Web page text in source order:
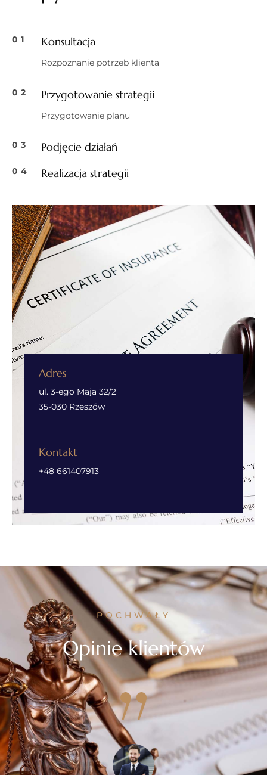
Adres
ul. 3-ego Maja 32/2
35-030 Rzeszów
Kontakt
+48 661407913
01 Konsultacja
Rozpoznanie potrzeb klienta
02 Przygotowanie strategii
Przygotowanie planu
03 Podjęcie działań
04 Realizacja strategii
POCHWAŁY
Opinie klientów